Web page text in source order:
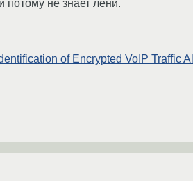
потому не знает лени.
of Encrypted VoIP Traffic